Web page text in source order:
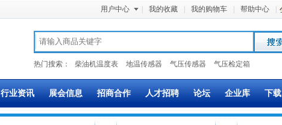
用户中心 我的收藏 我的购物车 帮助中心
热门搜索： 柴油机温度表 地温传感器 气压传感器 气压检定箱
行业资讯 展会信息 招商合作 人才招聘 论坛 企业库 下载